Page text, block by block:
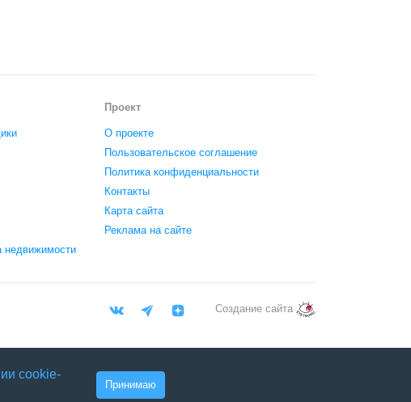
недвижимости
Проект
О проекте
Пользовательское соглашение
Политика конфиденциальности
Контакты
Карта сайта
Реклама на сайте
Создание сайта
cookie-
Принимаю